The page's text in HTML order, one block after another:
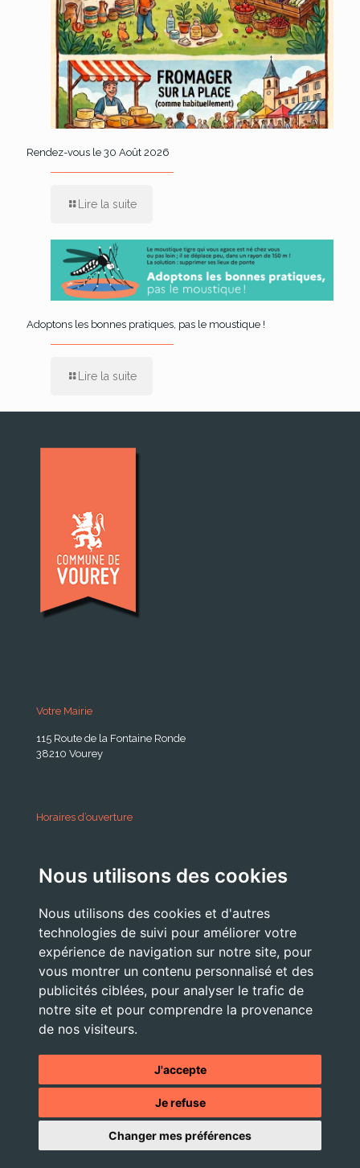
Nous utilisons des cookies
Nous utilisons des cookies et d'autres
technologies de suivi pour améliorer votre
expérience de navigation sur notre site, pour
vous montrer un contenu personnalisé et des
publicités ciblées, pour analyser le trafic de
notre site et pour comprendre la provenance
de nos visiteurs.
J'accepte
Je refuse
Changer mes préférences
Rendez-vous le 30 Août 2026
Lire la suite
Adoptons les bonnes pratiques, pas le moustique !
Lire la suite
Votre Mairie
115 Route de la Fontaine Ronde
38210 Vourey
Horaires d’ouverture
Lundi . Mardi : 10h 12h /16h 18h30
Jeudi . Vendredi : 13h30 / 17h
Nous Contacter
accueil@commune-vourey.fr
© 2026 - Tous droits réservés -Mentions légales- Site réalisé
agence web OXIWIZ située dans le Pays Voironnais